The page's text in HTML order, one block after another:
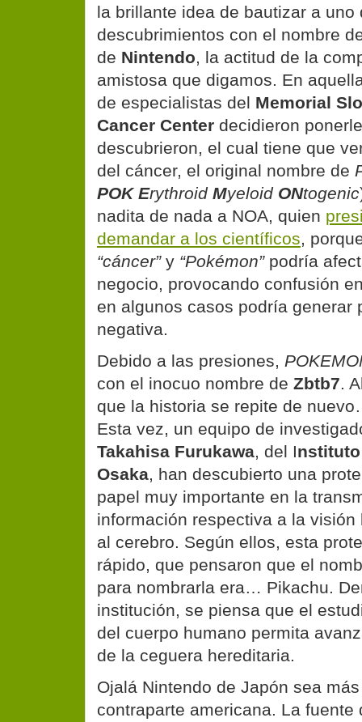
la brillante idea de bautizar a uno
descubrimientos con el nombre
de Nintendo, la actitud de la
amistosa que digamos. En
de especialistas del Memorial
Cancer Center decidieron
descubrieron, el cual tiene que
del cáncer, el original nombre de
POK Erythroid Myeloid ONtogenic
nadita de nada a NOA, quien
demandar a los científicos,
“cáncer”y “Pokémon”podría
negocio, provocando confusión
en algunos casos podría generar
negativa.
Debido a las presiones,
con el inocuo nombre de Zbtb7.
que la historia se repite de
Esta vez, un equipo de
Takahisa Furukawa, del I
Osaka, han descubierto una
papel muy importante en la
información respectiva a la
al cerebro. Según ellos, esta
rápido, que pensaron que el
para nombrarla era… Pikachu.
institución, se piensa que el
del cuerpo humano permita
de la ceguera hereditaria.
Ojalá Nintendo de Japón sea
contraparte americana. La fuente